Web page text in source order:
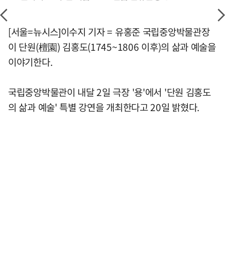
[서울=뉴시스]이수지 기자 = 유홍준 국립중앙박물관장
이 단원(檀園) 김홍도(1745~1806 이후)의 삶과 예술을
이야기한다.
국립중앙박물관이 내달 2일 극장 '용'에서 '단원 김홍도
의 삶과 예술' 특별 강연을 개최한다고 20일 밝혔다.